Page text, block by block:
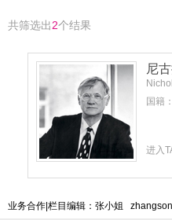
共筛选出2个结果
尼
国籍
进入
业务合作|栏目编辑：张小姐